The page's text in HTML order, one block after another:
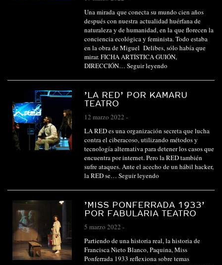
Una mirada que conecta su mundo cien años
después con nuestra actualidad huérfana de
naturaleza y de humanidad, en la que florecen la
conciencia ecológica y feminista. Todo estaba
en la obra de Miguel Delibes, sólo había que
mirar. FICHA ARTÍSTICA GUIÓN,
DIRECCIÓN… Seguir leyendo
’LA RED’ POR KAMARU
TEATRO
12 marzo 2022 -
LA RED es una organización secreta que lucha
contra el ciberacoso, utilizando métodos y
tecnología alternativa para detener los casos que
encuentra por internet. Pero la RED también
sufre ataques. Ante el acecho de un hábil hacker,
la RED se… Seguir leyendo
’MISS PONFERRADA 1933’
POR FABULARIA TEATRO
5 marzo 2022 -
Partiendo de una historia real, la historia de
Francisca Nieto Blanco, Paquina, Miss
Ponferrada 1933 reflexiona sobre temas